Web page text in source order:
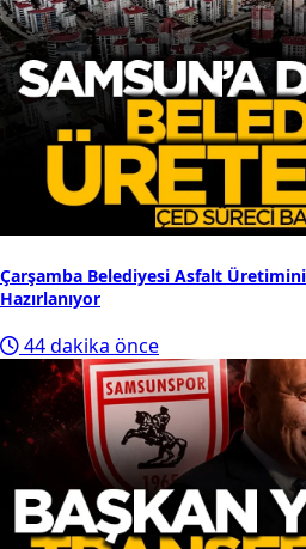
Çarşamba Belediyesi Asfalt
Hazırlanıyor
44 dakika önce